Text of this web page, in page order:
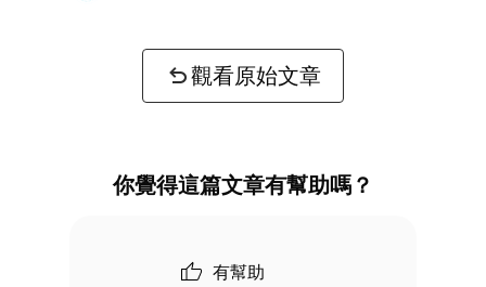
觀看原始文章
你覺得這篇文章有幫助嗎？
有幫助